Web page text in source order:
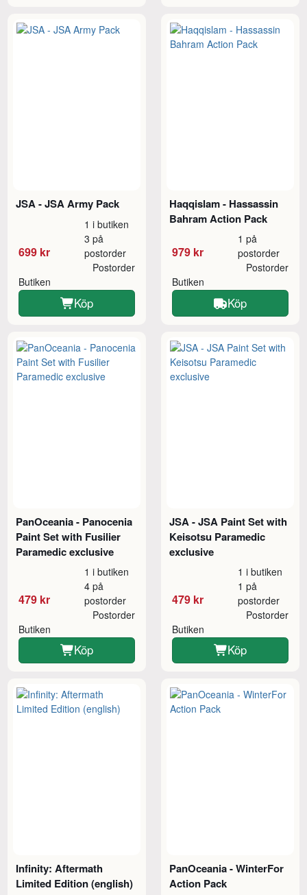
JSA - JSA Army Pack
699 kr
1 i butiken
3 på
postorder
Butiken
Postorder
Köp
Haqqislam - Hassassin
Bahram Action Pack
979 kr
1 på
postorder
Butiken
Postorder
Köp
PanOceania - Panocenia
Paint Set with Fusilier
Paramedic exclusive
479 kr
1 i butiken
4 på
postorder
Butiken
Postorder
Köp
JSA - JSA Paint Set with
Keisotsu Paramedic
exclusive
479 kr
1 i butiken
1 på
postorder
Butiken
Postorder
Köp
Infinity: Aftermath
Limited Edition (english)
PanOceania - WinterFor
Action Pack